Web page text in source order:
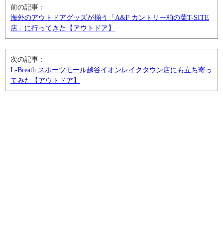
前の記事：
海外のアウトドアグッズが揃う「A&F カントリー柏の葉T-SITE
店」に行ってきた【アウトドア】
次の記事：
L-Breath スポーツモール越谷イオンレイクタウン店にも立ち寄っ
てみた【アウトドア】